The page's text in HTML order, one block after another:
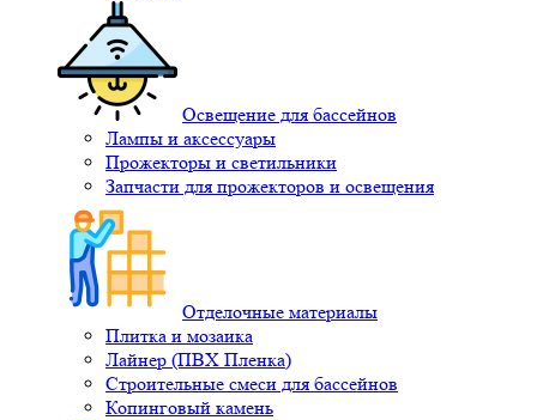
Освещение для бассейнов
Лампы и аксессуары
Прожекторы и светильники
Запчасти для прожекторов и освещения
Отделочные материалы
Плитка и мозаика
Лайнер (ПВХ Пленка)
Строительные смеси для бассейнов
Копинговый камень